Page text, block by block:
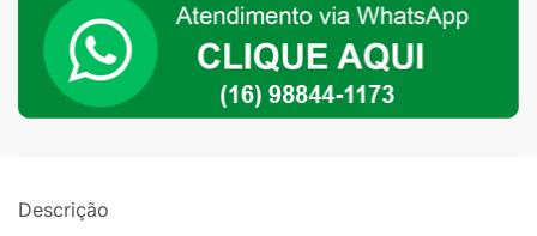
para
GM
Chevette
ou
Descrição